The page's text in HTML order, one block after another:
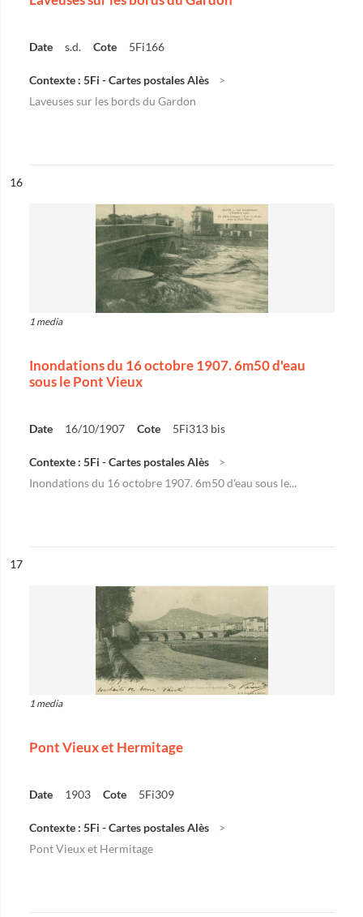
Date s.d. Cote 5Fi166
Contexte : 5Fi - Cartes postales Alès
Laveuses sur les bords du Gardon
n°
16
1 media
Inondations du 16 octobre 1907. 6m50 d'eau
sous le Pont Vieux
Date 16/10/1907 Cote 5Fi313 bis
Contexte : 5Fi - Cartes postales Alès
Inondations du 16 octobre 1907. 6m50 d'eau sous le...
n°
17
1 media
Pont Vieux et Hermitage
Date 1903 Cote 5Fi309
Contexte : 5Fi - Cartes postales Alès
Pont Vieux et Hermitage